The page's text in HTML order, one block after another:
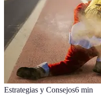
Estrategias y Consejos6 min